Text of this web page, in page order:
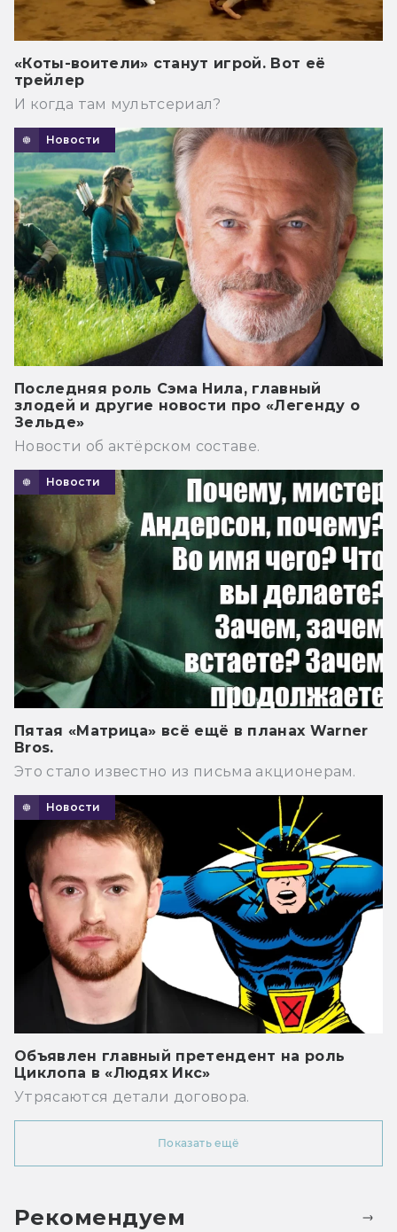
«Коты-воители» станут игрой. Вот её
трейлер
И когда там мультсериал?
Новости
Последняя роль Сэма Нила, главный
злодей и другие новости про «Легенду о
Зельде»
Новости об актёрском составе.
Новости
Пятая «Матрица» всё ещё в планах Warner
Bros.
Это стало известно из письма акционерам.
Новости
Объявлен главный претендент на роль
Циклопа в «Людях Икс»
Утрясаются детали договора.
Показать ещё
Рекомендуем